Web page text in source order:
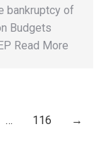
bankruptcy of
Budgets
Read More
… 116 →